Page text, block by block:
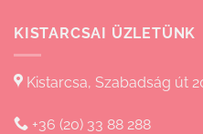
KISTARCSAI ÜZLETÜNK
Kistarcsa, Szabadság út
+36 (20) 33 88 288